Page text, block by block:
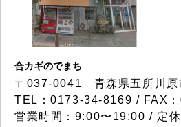
合カギのでまち
〒037-0041 青森県五所川原
TEL：0173-34-8169 / FAX
営業時間：9:00〜19:00 / 定休